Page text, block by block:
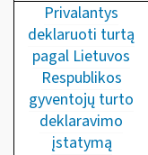
Privalantys
deklaruoti turtą
pagal Lietuvos
Respublikos
gyventojų turto
deklaravimo
įstatymą